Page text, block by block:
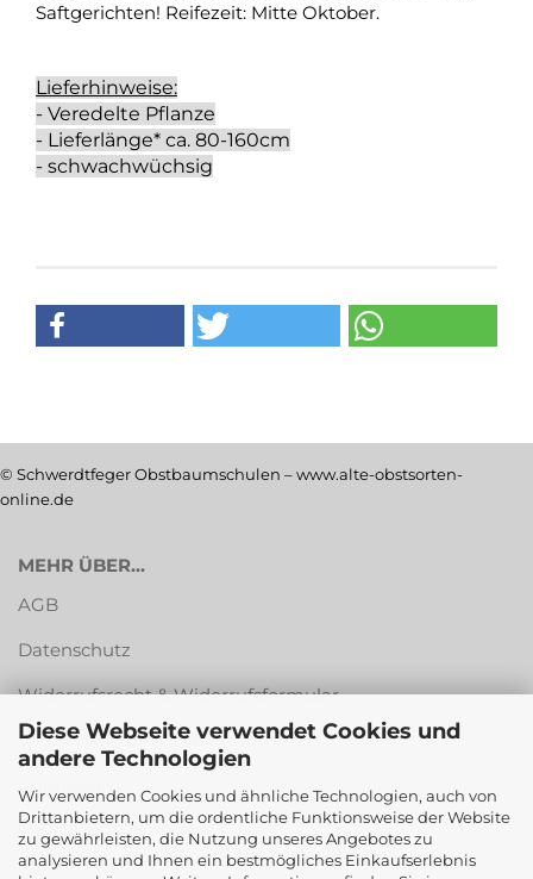
Diese Webseite verwendet Cookies und
andere Technologien
Wir verwenden Cookies und ähnliche Technologien, auch von
Drittanbietern, um die ordentliche Funktionsweise der Website
zu gewährleisten, die Nutzung unseres Angebotes zu
analysieren und Ihnen ein bestmögliches Einkaufserlebnis
Saftgerichten! Reifezeit: Mitte Oktober.
Lieferhinweise:
- Veredelte Pflanze
- Lieferlänge* ca. 80-160cm
- schwachwüchsig
© Schwerdtfeger Obstbaumschulen – www.alte-obstsorten-
online.de
MEHR ÜBER...
AGB
Datenschutz
Widerrufsrecht & Widerrufsformular
Versandkosten & Zahlungsarten
Impressum
Cookie Einstellungen